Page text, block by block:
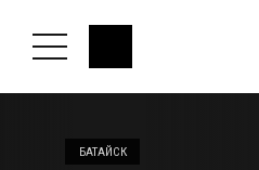
БАТАЙСК